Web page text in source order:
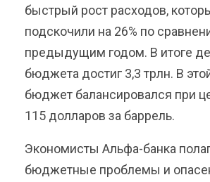
быстрый рост расходов,
подскочили на 26% по
предыдущим годом. В итоге
бюджета достиг 3,3 трлн. В
бюджет балансировался при
115 долларов за баррель.
Экономисты Альфа-банка
бюджетные проблемы и